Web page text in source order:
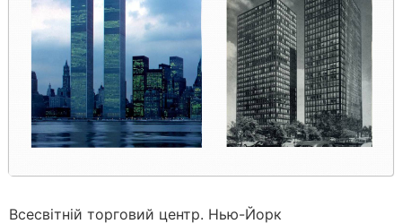
Всесвітній торговий центр. Нью-Йорк